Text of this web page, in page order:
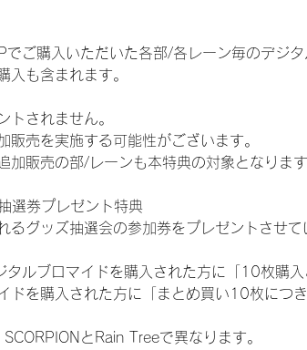
でご購入いただいた各部/各レーン毎のデジ
入も含まれます。
されません。
売を実施する可能性がございます。
加販売の部/レーンも本特典の対象となります
選券プレゼント特典
るグッズ抽選会の参加券をプレゼントさせて
ルブロマイドを購入された方に「10枚購
ドを購入された方に「まとめ買い10枚につ
とRain Treeで異なります。